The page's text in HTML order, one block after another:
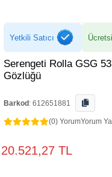
Yetkili Satıcı
Serengeti Rolla GSG
Gözlüğü
Barkod : 612651881
(0) YorumYorum
20.521,27 TL